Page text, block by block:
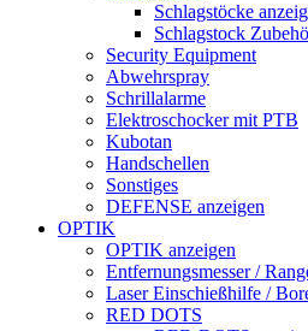
Schlagstöcke
Schlagstock
Security Equipment
Abwehrspray
Schrillalarme
Elektroschocker mit PTB
Kubotan
Handschellen
Sonstiges
DEFENSE anzeigen
OPTIK
OPTIK anzeigen
Entfernungsmesser /
Laser Einschießhilfe /
RED DOTS